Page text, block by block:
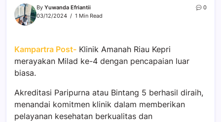
By Yuwanda Efriantii
03/12/2024
1 Min Read
0
Kampartra Post- Klinik Amanah Riau Kepri
merayakan Milad ke-4 dengan pencapaian luar
biasa.
Akreditasi Paripurna atau Bintang 5 berhasil diraih,
menandai komitmen klinik dalam memberikan
pelayanan kesehatan berkualitas dan